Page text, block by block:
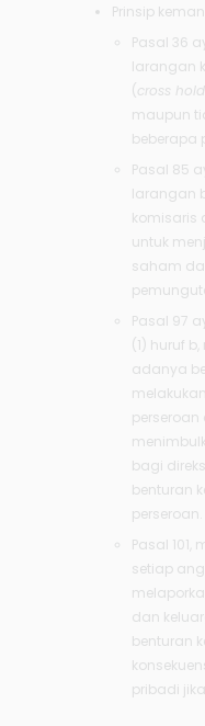
Prinsip
Pasal 36
larangan
(cross
maupun
beberapa
Pasal 85
larangan
komisaris
untuk
saham
Pasal 97
(1) huruf
adanya
bagi
benturan
perseroan.
Pasal
setiap
dan
benturan
pribadi